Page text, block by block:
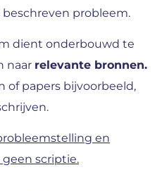
probleem.
dient onderbouwd te
naar relevante bronnen.
of papers bijvoorbeeld,
en
scriptie.